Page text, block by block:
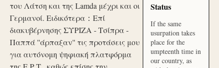
του Λάτση και της Lamda μέχρι και οι
Γερμανοί. Ειδικότερα：Επί
διακυβέρνησης ΣΥΡΙΖΑ - Τσίπρα -
Παππά ''άρπαξαν'' τις προτάσεις μου
για αυτόνομη ψηφιακή πλατφόρμα
Status
If the same
usurpation takes
place for the
umpteenth time in
our country, as